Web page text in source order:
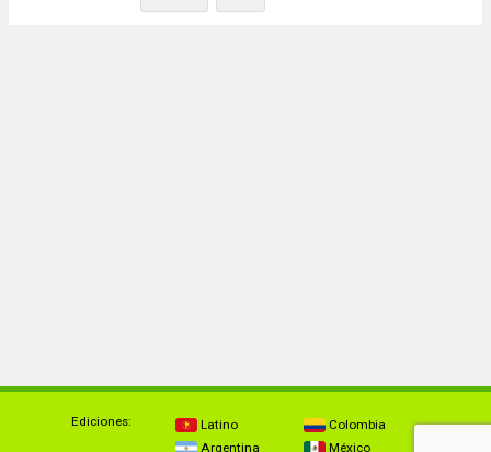
Ediciones:
Latino
Argentina
Colombia
México